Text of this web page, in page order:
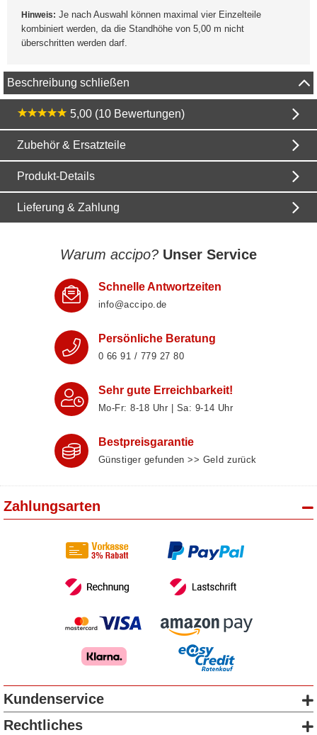
Hinweis: Je nach Auswahl können maximal vier Einzelteile
kombiniert werden, da die Standhöhe von 5,00 m nicht
überschritten werden darf.
Beschreibung schließen
5,00 (10 Bewertungen)
Zubehör & Ersatzteile
Produkt-Details
Lieferung & Zahlung
Warum accipo? Unser Service
Schnelle Antwortzeiten
info@accipo.de
Persönliche Beratung
0 66 91 / 779 27 80
Sehr gute Erreichbarkeit!
Mo-Fr: 8‑18 Uhr | Sa: 9‑14 Uhr
Bestpreisgarantie
Günstiger gefunden >> Geld zurück
Zahlungsarten
Kundenservice
Rechtliches